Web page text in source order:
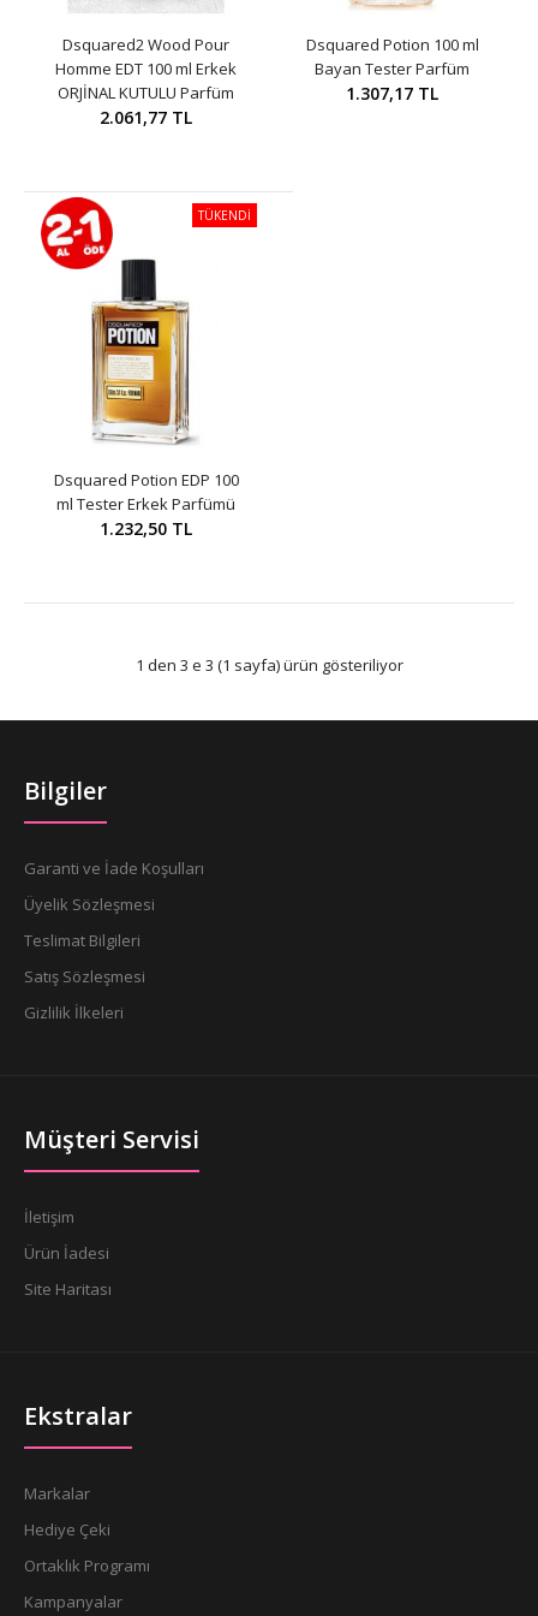
Dsquared2 Wood Pour
Homme EDT 100 ml Erkek
ORJİNAL KUTULU Parfüm
2.061,77 TL
Dsquared Potion 100 ml
Bayan Tester Parfüm
1.307,17 TL
TÜKENDİ
Dsquared Potion EDP 100
ml Tester Erkek Parfümü
1.232,50 TL
1 den 3 e 3 (1 sayfa) ürün gösteriliyor
Bilgiler
Garanti ve İade Koşulları
Üyelik Sözleşmesi
Teslimat Bilgileri
Satış Sözleşmesi
Gizlilik İlkeleri
Müşteri Servisi
İletişim
Ürün İadesi
Site Haritası
Ekstralar
Markalar
Hediye Çeki
Ortaklık Programı
Kampanyalar